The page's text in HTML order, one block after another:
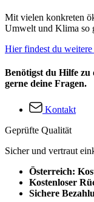
Mit vielen konkreten
Umwelt und Klima so
Hier findest du
Benötigst du Hilfe
gerne deine Fragen.
Kontakt
Geprüfte Qualität
Sicher und vertraut
Österreich:
Kostenloser
Sichere